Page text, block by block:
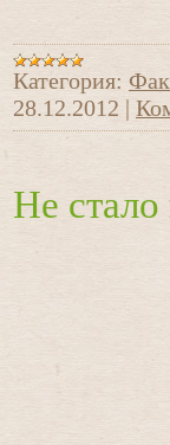
Категория:
28.12.2012 |
Не стало